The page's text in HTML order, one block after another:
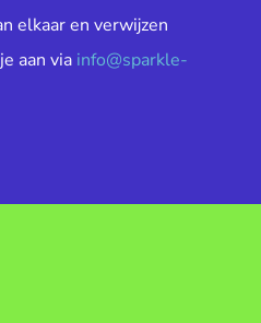
elkaar en verwijzen
aan via info@sparkle-